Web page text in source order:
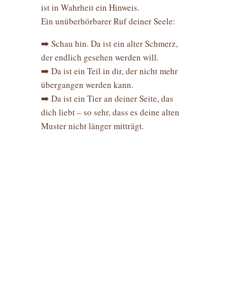
ist in Wahrheit ein Hinweis.
Ein unüberhörbarer Ruf deiner Seele:
➡️ Schau hin. Da ist ein alter Schmerz,
der endlich gesehen werden will.
➡️ Da ist ein Teil in dir, der nicht mehr
übergangen werden kann.
➡️ Da ist ein Tier an deiner Seite, das
dich liebt – so sehr, dass es deine alten
Muster nicht länger mitträgt.